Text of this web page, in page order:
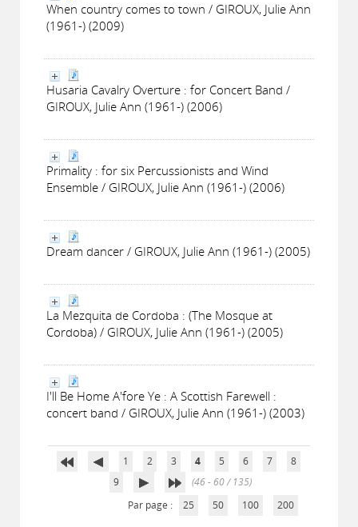
When country comes to town / GIROUX, Julie Ann
(1961-) (2009)
Husaria Cavalry Overture : for Concert Band /
GIROUX, Julie Ann (1961-) (2006)
Primality : for six Percussionists and Wind
Ensemble / GIROUX, Julie Ann (1961-) (2006)
Dream dancer / GIROUX, Julie Ann (1961-) (2005)
La Mezquita de Cordoba : (The Mosque at
Cordoba) / GIROUX, Julie Ann (1961-) (2005)
I'll Be Home A'fore Ye : A Scottish Farewell :
concert band / GIROUX, Julie Ann (1961-) (2003)
1 2 3 4 5 6 7
8
9
(46 - 60 / 135)
Par page :
25 50 100 200